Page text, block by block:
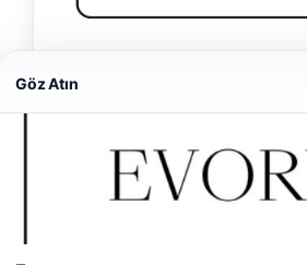
28/04/2026
Web sitemizi nasıl kullandığınızı daha
deneyiminizi kişiselleştirmek ve
Göz Atın